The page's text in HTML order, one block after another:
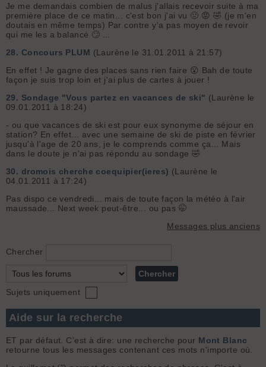
Je me demandais combien de malus j'allais recevoir suite à ma
première place de ce matin... c'est bon j'ai vu 🤢 😡 🤣 (je m'en
doutais en même temps) Par contre y'a pas moyen de revoir
qui me les a balancé 🙄 ...
28. Concours PLUM (Laurène le 31.01.2011 à 21:57)
En effet ! Je gagne des places sans rien faire 😮 Bah de toute
façon je suis trop loin et j'ai plus de cartes à jouer !
29. Sondage "Vous partez en vacances de ski" (Laurène le
09.01.2011 à 18:24)
- ou que vacances de ski est pour eux synonyme de séjour en
station? En effet... avec une semaine de ski de piste en février
jusqu'à l'age de 20 ans, je le comprends comme ça... Mais
dans le doute je n'ai pas répondu au sondage 🤣
30. dromois cherche coequipier(ieres) (Laurène le
04.01.2011 à 17:24)
Pas dispo ce vendredi... mais de toute façon la météo à l'air
maussade... Next week peut-être... ou pas 🤭
Messages plus anciens
Chercher
Sujets uniquement
Aide sur la recherche
ET par défaut. C'est à dire: une recherche pour Mont Blanc
retourne tous les messages contenant ces mots n'importe où.